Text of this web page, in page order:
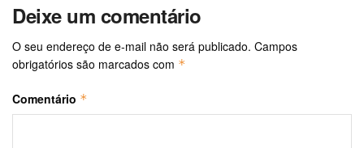
Deixe um comentário
O seu endereço de e-mail não será publicado. Campos
obrigatórios são marcados com *
Comentário *